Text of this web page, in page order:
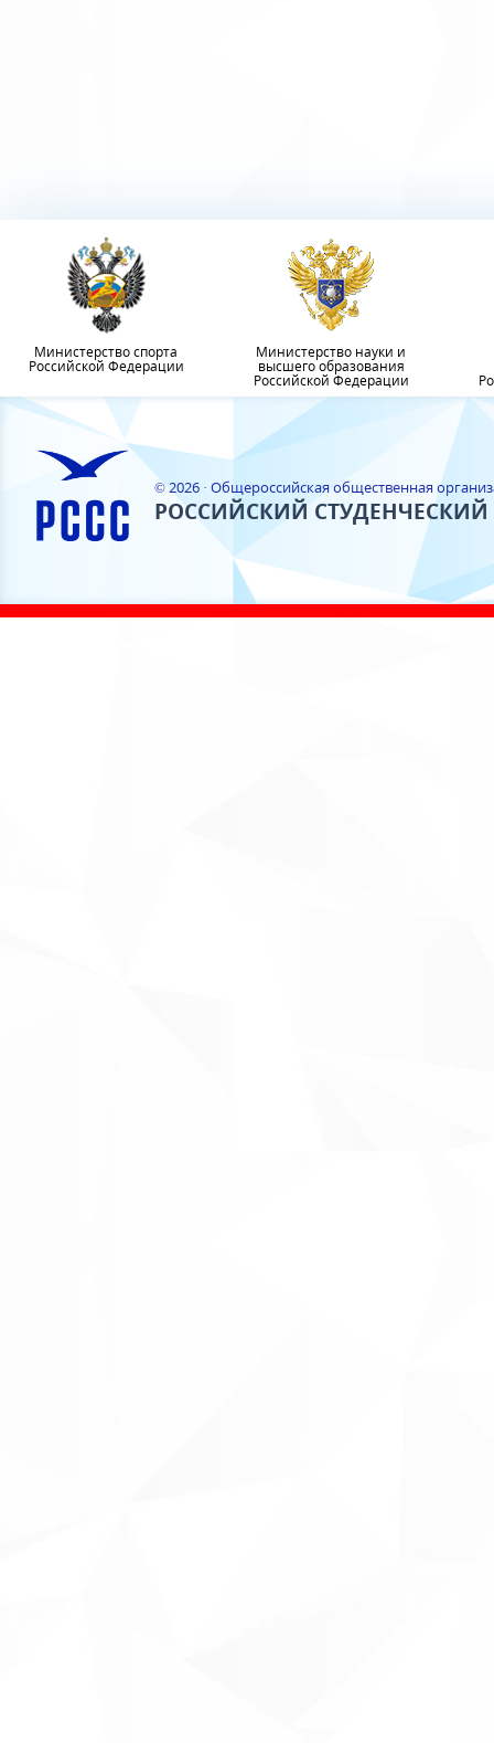
Министерство спорта
Российской Федерации
Министерство науки и
высшего образования
Российской Федерации
© 2026 · Общероссийская общественная
РОССИЙСКИЙ